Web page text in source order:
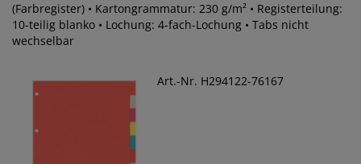
(Farbregister) • Kartongrammatur: 230 g/m² • Registerteilung:
10-teilig blanko • Lochung: 4-fach-Lochung • Tabs nicht
wechselbar
Art.-Nr. H294122-76167